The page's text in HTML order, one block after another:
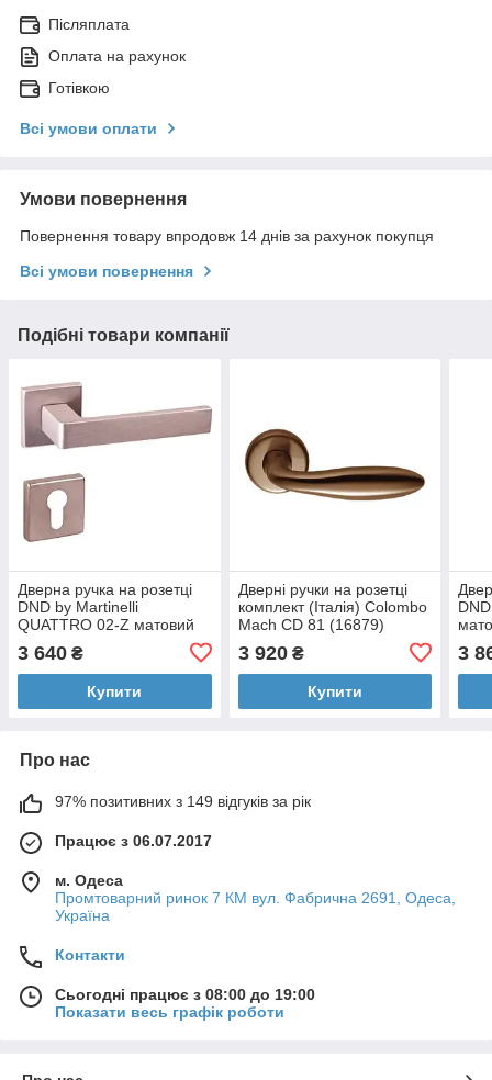
Післяплата
Оплата на рахунок
Готівкою
Всі умови оплати
Умови повернення
Повернення товару впродовж 14 днів за рахунок покупця
Всі умови повернення
Подібні товари компанії
Дверна ручка на розетці
DND by Martinelli
QUATTRO 02-Z матовий
циліндр) 264/14-ZY-ZNS
3 640 ₴
Купити
Дверні ручки на розетці
комплект (Італія) Colombo
Mach CD 81 (16879)
3 920₴
Купити
ZCS
3
Про нас
97% позитивних з 149 відгуків за рік
Працює з 06.07.2017
м. Одеса
Промтоварний ринок 7 КМ вул. Фабрична 2691, Одеса,
Україна
Контакти
Сьогодні працює з 08:00 до 19:00
Показати весь графік роботи